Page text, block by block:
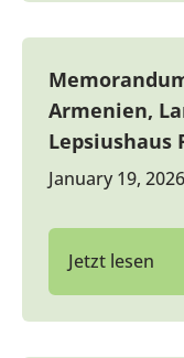
Armenien,
Lepsiushaus
January 19, 2026
Jetzt lesen